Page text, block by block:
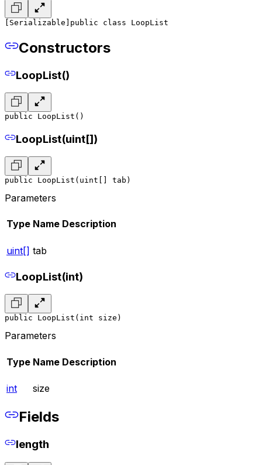
[Serializable] public class LoopList
Constructors
LoopList()
public LoopList()
LoopList(uint[])
public LoopList(uint[] tab)
Parameters
Type Name Description
uint[] tab
LoopList(int)
public LoopList(int size)
Parameters
Type Name Description
int size
Fields
length